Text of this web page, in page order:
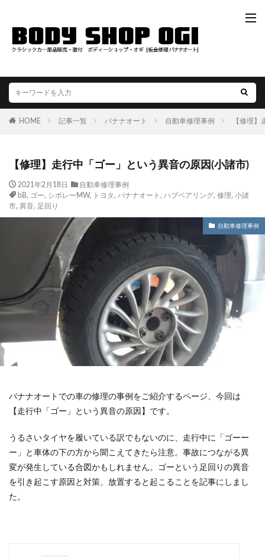
HOME 記事一覧 バナナオート 自動車修理事例 【修理
【修理】走行中「ゴー」という異音の原因(小諸市)
2021年2月18日
自動車修理事例
bB, ゴー, シボレーMW, トヨタ , バナナオート , ハブベアリング, 修理, 小諸
市, 異音, 足回り
自動車修理事例
バナナオートでの車の修理の事例をご紹介するページ、今回は
【走行中「ゴー」という異音の原因】です。
うるさいタイヤを履いている訳でもないのに、走行中に「ゴーー
ー」と車体の下の方から聞こえてきたら注意。事故につながる異
変が発生している合図かもしれません。ゴーという足回りの異音
を引き起こす原因と対策、放置すると起こることを記事にしまし
た。